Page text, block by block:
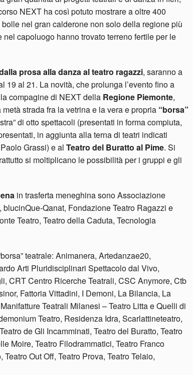
NEXT ha così potuto mostrare a oltre 400
nel gran calderone non solo della regione più
capoluogo hanno trovato terreno fertile per le
prosa alla danza al teatro ragazzi, saranno a
al 21. La novità, che prolunga l’evento fino a
compagine di NEXT della Regione Piemonte,
strada fra la vetrina e la vera e propria “borsa”
di otto spettacoli (presentati in forma compiuta,
in aggiunta alla terna di teatri indicati
Grassi) e al Teatro del Buratto al Pime. Si
si moltiplicano le possibilità per i gruppi e gli
in trasferta meneghina sono Associazione
Qanat, Fondazione Teatro Ragazzi e
Teatro, Teatro della Caduta, Tecnologia
teatrale: Animanera, Artedanzae20,
Arti Pluridisciplinari Spettacolo dal Vivo,
CRT Centro Ricerche Teatrali, CSC Anymore, Ctb
Fattoria Vittadini, I Demoni, La Bilancia, La
Teatrali Milanesi – Teatro Litta e Quelli di
Teatro, Residenza Idra, Scarlattineteatro,
de Gli Incamminati, Teatro del Buratto, Teatro
Moire, Teatro Filodrammatici, Teatro Franco
Out Off, Teatro Prova, Teatro Telaio,